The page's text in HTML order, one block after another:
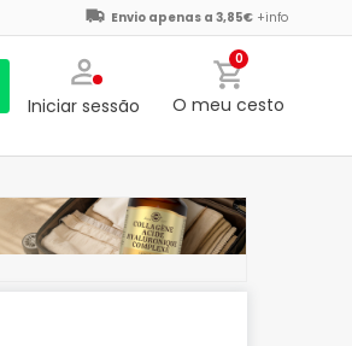
Envio apenas a 3,85€ +info
Iniciar sessão
0
O meu cesto